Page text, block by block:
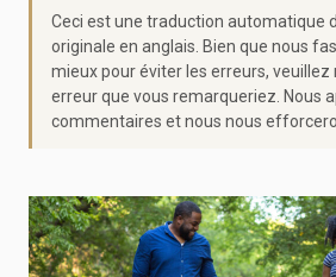
Ceci est une traduction automatique
originale en anglais. Bien que nous
mieux pour éviter les erreurs,
erreur que vous remarqueriez. Nous
commentaires et nous nous